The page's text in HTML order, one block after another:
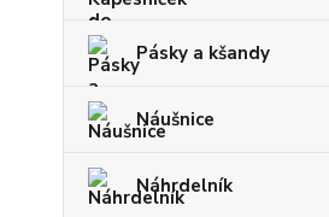
Pásky a kšandy
Náušnice
Náhrdelník